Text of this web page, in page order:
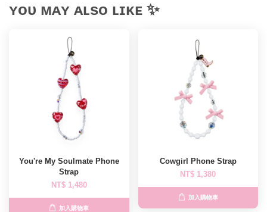
ʏᴏᴜ ᴍᴀʏ ᴀʟsᴏ ʟɪᴋᴇ ✨
You're My Soulmate Phone
Strap
NT$ 1,480
加入購物車
Cowgirl Phone Strap
NT$ 1,380
加入購物車